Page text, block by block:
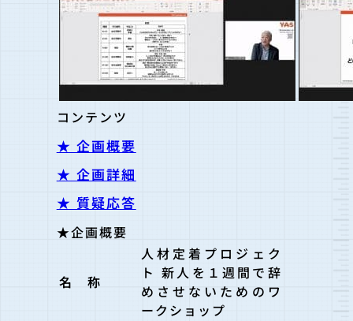
コンテンツ
★ 企画概要
★ 企画詳細
★ 質疑応答
★企画概要
名 称
人材定着プロジェク
ト 新人を１週間で辞
めさせないためのワ
ークショップ